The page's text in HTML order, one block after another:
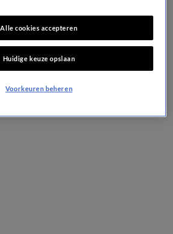
Alle cookies accepteren
Huidige keuze opslaan
Voorkeuren beheren